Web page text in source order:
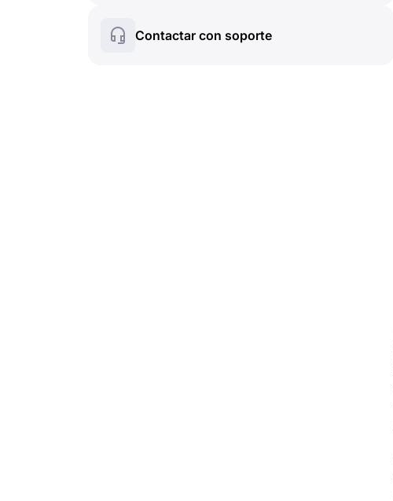
☘️ Funciones gratuitas
Contactar con soporte